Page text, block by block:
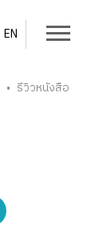
EN
• รีวิวหนังสือ